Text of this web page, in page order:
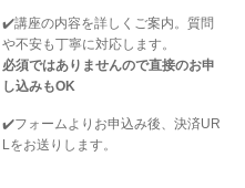
✔️講座の内容を詳しくご案内。質問
や不安も丁寧に対応します。
必須ではありませんので直接のお申
し込みもOK
✔️フォームよりお申込み後、決済UR
Lをお送りします。